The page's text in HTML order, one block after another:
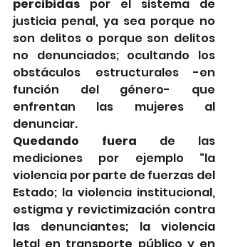
percibidas por el sistema de
justicia penal, ya sea porque no
son delitos o porque son delitos
no denunciados; ocultando los
obstáculos estructurales -en
función del género- que
enfrentan las mujeres al
denunciar.
Quedando fuera de las
mediciones por ejemplo “la
violencia por parte de fuerzas del
Estado; la violencia institucional,
estigma y revictimización contra
las denunciantes; la violencia